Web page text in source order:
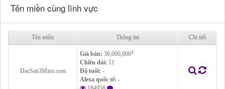
Tên miền cùng lĩnh vực
Tên miền Thông tin Chi tiết
DacSan3Mien.com
Giá bán: 30,000,000đ
Chiều dài: 11
Độ tuổi: -
Alexa quốc tế: -